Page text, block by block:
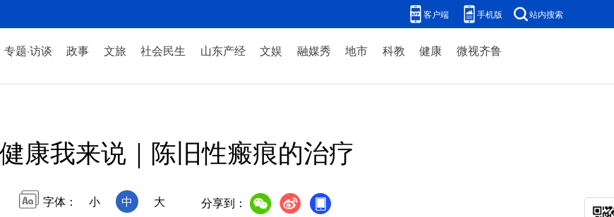
客户端 手机版 站内搜索
专题·访谈 政事 文旅 社会民生 山东产经 文娱 融媒秀 地市 科教 健康 微视齐鲁
健康我来说｜陈旧性瘢痕的治疗
字体： 小 中 大 分享到：